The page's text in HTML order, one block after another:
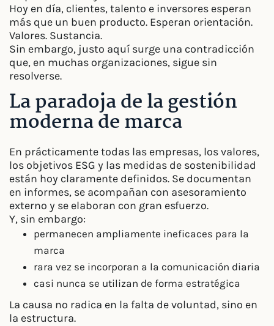
Hoy en día, clientes, talento e inversores esperan
más que un buen producto. Esperan orientación.
Valores. Sustancia.
Sin embargo, justo aquí surge una contradicción
que, en muchas organizaciones, sigue sin
resolverse.
La paradoja de la gestión
moderna de marca
En prácticamente todas las empresas, los valores,
los objetivos ESG y las medidas de sostenibilidad
están hoy claramente definidos. Se documentan
en informes, se acompañan con asesoramiento
externo y se elaboran con gran esfuerzo.
Y, sin embargo:
permanecen ampliamente ineficaces para la
marca
rara vez se incorporan a la comunicación diaria
casi nunca se utilizan de forma estratégica
La causa no radica en la falta de voluntad, sino en
la estructura.